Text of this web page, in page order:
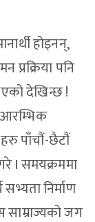
होइनन्,
पनि
देखिन्छ !
आरम्भिक
पाँचौं-छैटौं
I समयक्रममा
निर्माण
जग